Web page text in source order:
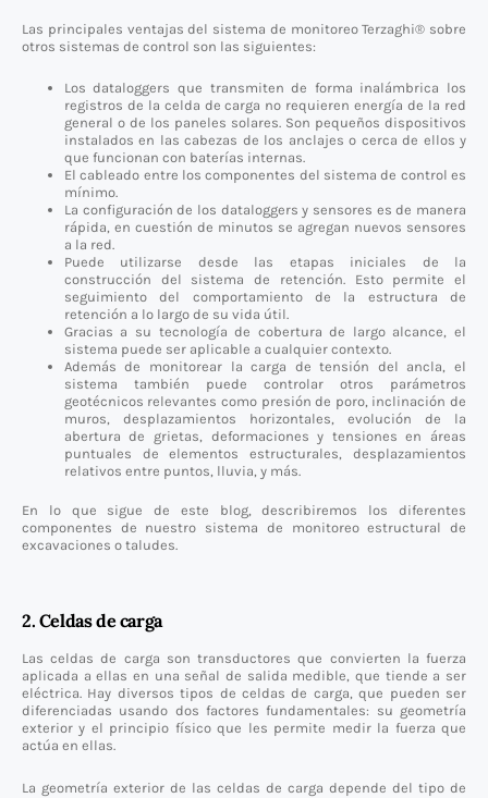
Las principales ventajas del sistema de monitoreo Terzaghi® sobre
otros sistemas de control son las siguientes:
Los dataloggers que transmiten de forma inalámbrica los
registros de la celda de carga no requieren energía de la red
general o de los paneles solares. Son pequeños dispositivos
instalados en las cabezas de los anclajes o cerca de ellos y
que funcionan con baterías internas.
El cableado entre los componentes del sistema de control es
mínimo.
La configuración de los dataloggers y sensores es de manera
rápida, en cuestión de minutos se agregan nuevos sensores
a la red.
Puede utilizarse desde las etapas iniciales de la
construcción del sistema de retención. Esto permite el
seguimiento del comportamiento de la estructura de
retención a lo largo de su vida útil.
Gracias a su tecnología de cobertura de largo alcance, el
sistema puede ser aplicable a cualquier contexto.
Además de monitorear la carga de tensión del ancla, el
sistema también puede controlar otros parámetros
geotécnicos relevantes como presión de poro, inclinación de
muros, desplazamientos horizontales, evolución de la
abertura de grietas, deformaciones y tensiones en áreas
puntuales de elementos estructurales, desplazamientos
relativos entre puntos, lluvia, y más.
En lo que sigue de este blog, describiremos los diferentes
componentes de nuestro sistema de monitoreo estructural de
excavaciones o taludes.
2. Celdas de carga
Las celdas de carga son transductores que convierten la fuerza
aplicada a ellas en una señal de salida medible, que tiende a ser
eléctrica. Hay diversos tipos de celdas de carga, que pueden ser
diferenciadas usando dos factores fundamentales: su geometría
exterior y el principio físico que les permite medir la fuerza que
actúa en ellas.
La geometría exterior de las celdas de carga depende del tipo de